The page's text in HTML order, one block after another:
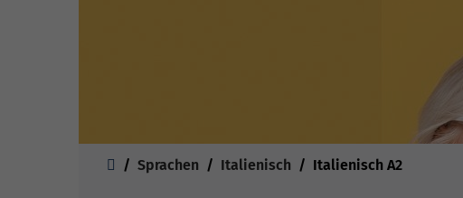
Sprachen Italienisch Italienisch A2